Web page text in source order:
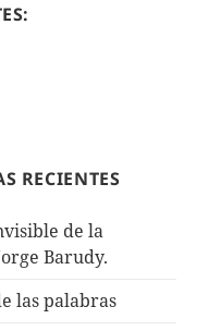
RECIENTES
de la
Barudy.
las palabras